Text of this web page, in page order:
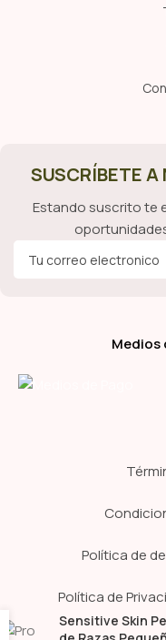
SUSCRÍBETE
Estando suscrito te
Medios
Política de
Política de
Pro Plan Adulto
Sensitive Skin